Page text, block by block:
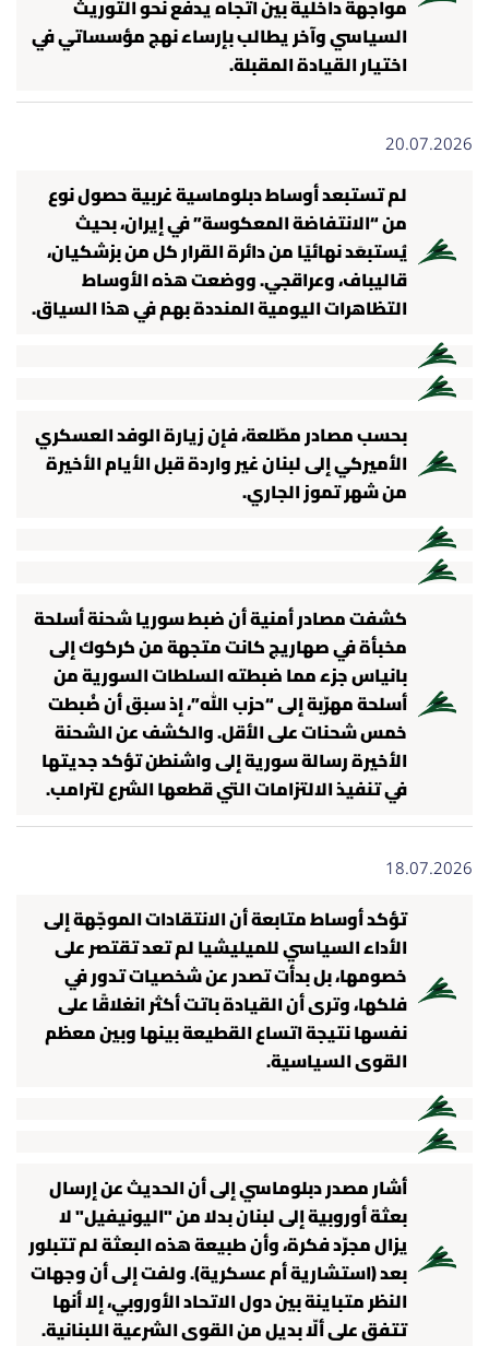
مواجهة داخلية بين اتجاه يدفع نحو التوريث
السياسي وآخر يطالب بإرساء نهج مؤسساتي في
اختيار القيادة المقبلة.
20.07.2026
لم تستبعد أوساط دبلوماسية غربية حصول نوع
من “الانتفاضة المعكوسة” في إيران، بحيث
يُستبعَد نهائيًا من دائرة القرار كل من بزشكيان،
قاليباف، وعراقجي. ووضعت هذه الأوساط
التظاهرات اليومية المنددة بهم في هذا السياق.
بحسب مصادر مطّلعة، فإن زيارة الوفد العسكري
الأميركي إلى لبنان غير واردة قبل الأيام الأخيرة
من شهر تموز الجاري.
كشفت مصادر أمنية أن ضبط سوريا شحنة أسلحة
مخبأة في صهاريج كانت متجهة من كركوك إلى
بانياس جزء مما ضبطته السلطات السورية من
أسلحة مهرّبة إلى “حزب الله”، إذ سبق أن ضُبطت
خمس شحنات على الأقل. والكشف عن الشحنة
الأخيرة رسالة سورية إلى واشنطن تؤكد جديتها
في تنفيذ الالتزامات التي قطعها الشرع لترامب.
18.07.2026
تؤكد أوساط متابعة أن الانتقادات الموجّهة إلى
الأداء السياسي للميليشيا لم تعد تقتصر على
خصومها، بل بدأت تصدر عن شخصيات تدور في
فلكها، وترى أن القيادة باتت أكثر انغلاقًا على
نفسها نتيجة اتساع القطيعة بينها وبين معظم
القوى السياسية.
أشار مصدر دبلوماسي إلى أن الحديث عن إرسال
بعثة أوروبية إلى لبنان بدلا من "اليونيفيل" لا
يزال مجرّد فكرة، وأن طبيعة هذه البعثة لم تتبلور
بعد (استشارية أم عسكرية). ولفت إلى أن وجهات
النظر متباينة بين دول الاتحاد الأوروبي، إلا أنها
تتفق على ألّا بديل من القوى الشرعية اللبنانية.